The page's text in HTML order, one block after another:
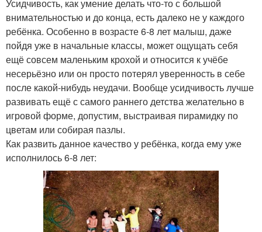
Усидчивость, как умение делать что-то с большой
внимательностью и до конца, есть далеко не у каждого
ребёнка. Особенно в возрасте 6-8 лет малыш, даже
пойдя уже в начальные классы, может ощущать себя
ещё совсем маленьким крохой и относится к учёбе
несерьёзно или он просто потерял уверенность в себе
после какой-нибудь неудачи. Вообще усидчивость лучше
развивать ещё с самого раннего детства желательно в
игровой форме, допустим, выстраивая пирамидку по
цветам или собирая пазлы.
Как развить данное качество у ребёнка, когда ему уже
исполнилось 6-8 лет: